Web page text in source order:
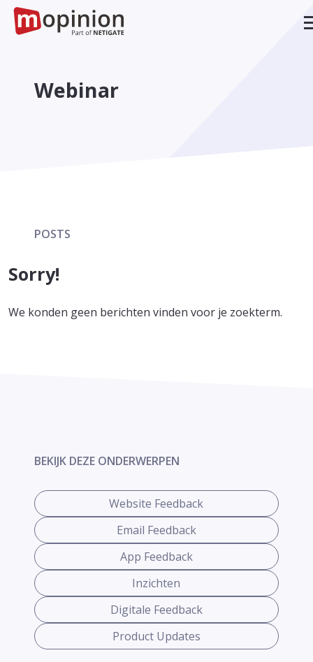
Webinar
POSTS
Sorry!
We konden geen berichten vinden voor je zoekterm.
BEKIJK DEZE ONDERWERPEN
Website Feedback
Email Feedback
App Feedback
Inzichten
Digitale Feedback
Product Updates